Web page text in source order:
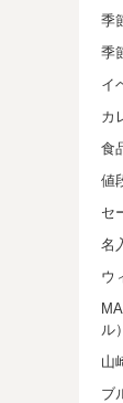
季
季
イ
カ
食
値
セ
名
ウ
ル）
山
ブ